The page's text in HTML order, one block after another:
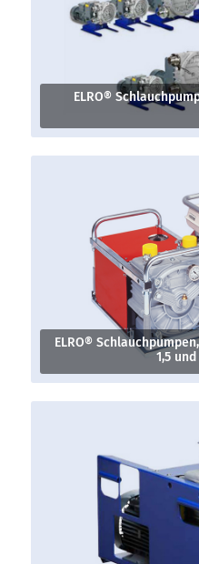
ELRO®
ELRO®
1,5